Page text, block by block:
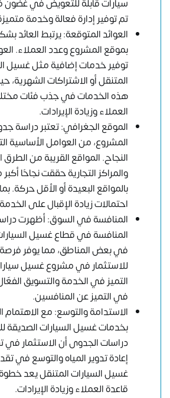
سيارات قابلة للتعويض في غضون
تم توفير إدارة فعالة وخدمة
العوائد المتوقعة: يرتبط العائد
بموقع المشروع وعدد العملاء.
توفير خدمات إضافية مثل غسيل
المتنقل أو الاشتراكات
هذه الخدمات في جذب فئات
العملاء وزيادة الإيرادات.
الموقع الجغرافي: تعتبر دراسة
المشروع، من العوامل الأساسية
النجاح. المواقع القريبة من الطرق
والمراكز التجارية حققت نجاحًا أكبر
بالمواقع البعيدة أو الأقل حركة.
احتمالات زيادة الإقبال على
المنافسة في السوق: أظهرت
المنافسة في قطاع غسيل
في بعض المناطق، مما يوفر
للاستثمار في مشروع غسيل
التميز في الخدمة والتسويق
في التميز عن المنافسين.
الاستدامة والتوسع: مع الاهتمام
بخدمات غسيل السيارات الصديقة
دراسات الجدوى أن الاستثمار في
إعادة تدوير المياه والتوسع في
غسيل السيارات المتنقل يعد
قاعدة العملاء وزيادة الإيرادات.